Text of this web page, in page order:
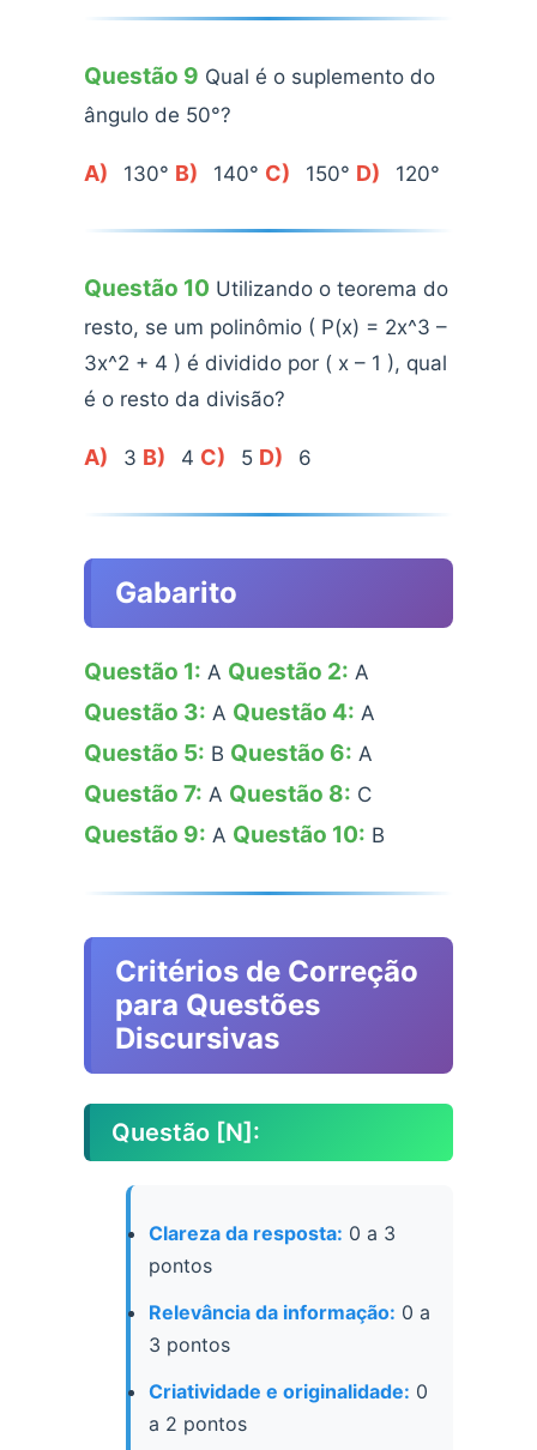
Questão 9 Qual é o suplemento do
ângulo de 50°?
A) 130° B) 140° C) 150° D) 120°
Questão 10 Utilizando o teorema do
resto, se um polinômio ( P(x) = 2x^3 –
3x^2 + 4 ) é dividido por ( x – 1 ), qual
é o resto da divisão?
A) 3 B) 4 C) 5 D) 6
Gabarito
Questão 1: A Questão 2: A
Questão 3: A Questão 4: A
Questão 5: B Questão 6: A
Questão 7: A Questão 8: C
Questão 9: A Questão 10: B
Critérios de Correção
para Questões
Discursivas
Questão [N]:
Clareza da resposta: 0 a 3
pontos
Relevância da informação: 0 a
3 pontos
Criatividade e originalidade: 0
a 2 pontos